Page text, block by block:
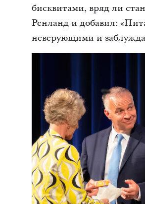
бисквитами, вряд ли
Ренланд и добавил:
неверующими и